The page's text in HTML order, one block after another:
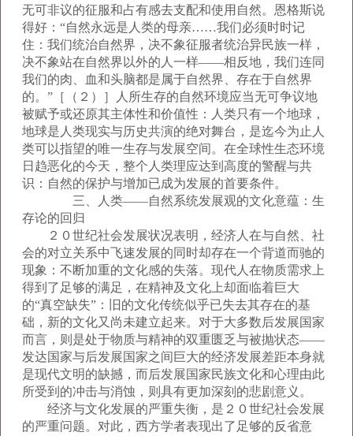
无可非议的征服和占有感去支配和使用自然。恩格斯说
得好：“自然永远是人类的母亲……我们必须时时记
住：我们统治自然界，决不象征服者统治异民族一样，
决不象站在自然界以外的人一样——相反地，我们连同
我们的肉、血和头脑都是属于自然界、存在于自然界
的。”［（２）］人所生存的自然环境应当无可争议地
被赋予或还原其主体性和价值性：人类只有一个地球，
地球是人类现实与历史共演的绝对舞台，是迄今为止人
类可以指望的唯一生存与发展空间。在全球性生态环境
日趋恶化的今天，整个人类理应达到高度的警醒与共
识：自然的保护与增加已成为发展的首要条件。
三、人类——自然系统发展观的文化意蕴：生
存论的回归
２０世纪社会发展状况表明，经济人在与自然、社
会的对立关系中飞速发展的同时却存在一个背道而驰的
现象：不断加重的文化感的失落。现代人在物质需求上
得到了足够的满足，在精神及文化上却面临着巨大
的“真空缺失”：旧的文化传统似乎已失去其存在的基
础，新的文化又尚未建立起来。对于大多数后发展国家
而言，则是处于物质与精神的双重匮乏与被抛状态——
发达国家与后发展国家之间巨大的经济发展差距本身就
是现代文明的缺撼，而后发展国家民族文化和心理由此
所受到的冲击与消蚀，则具有更加深刻的悲剧意义。
经济与文化发展的严重失衡，是２０世纪社会发展
的严重问题。对此，西方学者表现出了足够的反省意